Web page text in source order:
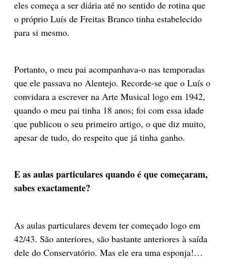
eles começa a ser diária até no sentido de rotina que
o próprio Luís de Freitas Branco tinha estabelecido
para si mesmo.
Portanto, o meu pai acompanhava-o nas temporadas
que ele passava no Alentejo. Recorde-se que o Luís o
convidara a escrever na Arte Musical logo em 1942,
quando o meu pai tinha 18 anos; foi com essa idade
que publicou o seu primeiro artigo, o que diz muito,
apesar de tudo, do respeito que já tinha ganho.
E as aulas particulares quando é que começaram,
sabes exactamente?
As aulas particulares devem ter começado logo em
42/43. São anteriores, são bastante anteriores à saída
dele do Conservatório. Mas ele era uma esponja!…